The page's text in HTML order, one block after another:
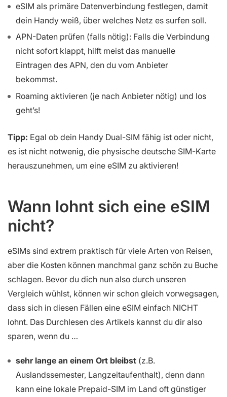
eSIM als primäre Datenverbindung festlegen, damit
dein Handy weiß, über welches Netz es surfen soll.
APN-Daten prüfen (falls nötig): Falls die Verbindung
nicht sofort klappt, hilft meist das manuelle
Eintragen des APN, den du vom Anbieter
bekommst.
Roaming aktivieren (je nach Anbieter nötig) und los
geht’s!
Tipp: Egal ob dein Handy Dual-SIM fähig ist oder nicht,
es ist nicht notwenig, die physische deutsche SIM-Karte
herauszunehmen, um eine eSIM zu aktivieren!
Wann lohnt sich eine eSIM
nicht?
eSIMs sind extrem praktisch für viele Arten von Reisen,
aber die Kosten können manchmal ganz schön zu Buche
schlagen. Bevor du dich nun also durch unseren
Vergleich wühlst, können wir schon gleich vorwegsagen,
dass sich in diesen Fällen eine eSIM einfach NICHT
lohnt. Das Durchlesen des Artikels kannst du dir also
sparen, wenn du …
sehr lange an einem Ort bleibst (z.B.
Auslandssemester, Langzeitaufenthalt), denn dann
kann eine lokale Prepaid-SIM im Land oft günstiger